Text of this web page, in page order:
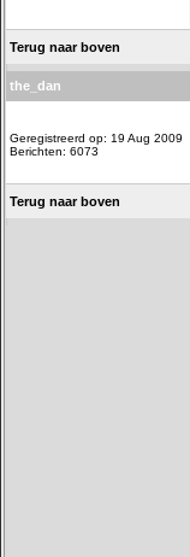
Terug naar boven
the_dan
Geregistreerd op: 19 Aug 2009
Berichten: 6073
Terug naar boven